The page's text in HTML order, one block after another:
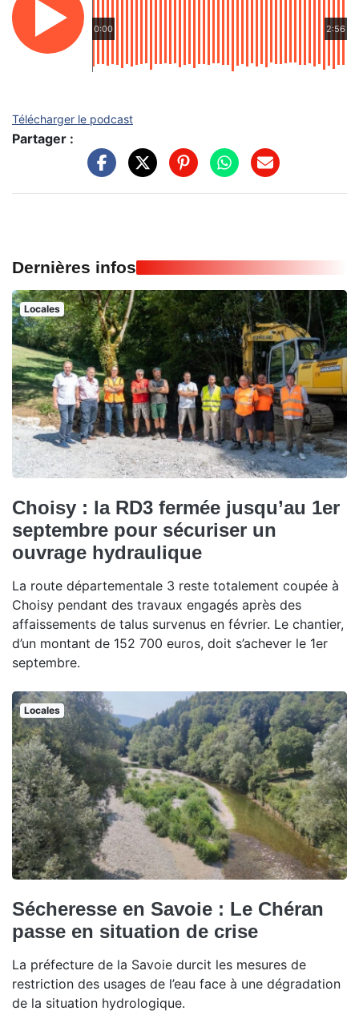
0:00 2:56
Télécharger le podcast
Partager :
Dernières infos
Locales
Choisy : la RD3 fermée jusqu’au 1er
septembre pour sécuriser un
ouvrage hydraulique
La route départementale 3 reste totalement coupée à
Choisy pendant des travaux engagés après des
affaissements de talus survenus en février. Le chantier,
d’un montant de 152 700 euros, doit s’achever le 1er
septembre.
Locales
Sécheresse en Savoie : Le Chéran
passe en situation de crise
La préfecture de la Savoie durcit les mesures de
restriction des usages de l’eau face à une dégradation
de la situation hydrologique.